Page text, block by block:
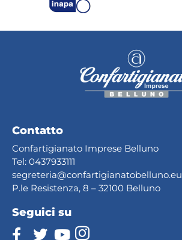
Contatto
Confartigianato Imprese Belluno
Tel: 0437933111
segreteria@confartigianatobelluno.eu
P.le Resistenza, 8 – 32100 Belluno
Seguici su